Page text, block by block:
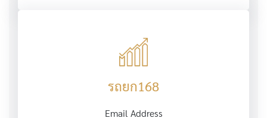
รถยก168
Email Address